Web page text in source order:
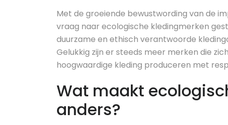
Met de groeiende bewustwording van de
vraag naar ecologische kledingmerken
duurzame en ethisch verantwoorde
Gelukkig zijn er steeds meer merken die
hoogwaardige kleding produceren met
Wat maakt
anders?